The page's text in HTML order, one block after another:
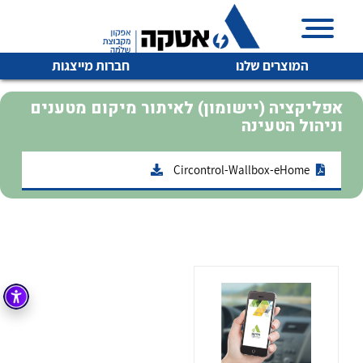
המוצרים שלנו חברות מייצגות
איכות | שרות | זמינות
אטקה בע”מ היא החברה הגדולה והמובילה בישראל בשיווק
בקרה רובוטיקה ואוטומציה תעשייתית
זיווד קופסאות וארונות לחשמל, בקרה ואלקטרוניקה
לכל מוצרי היצרן לכל מוצרי היצרן
לכל מוצרי היצרן
אפליקציה (יישומון) לאיתור מיקום מטענים
וניהול הטעינה
Circontrol-Wallbox-eHome